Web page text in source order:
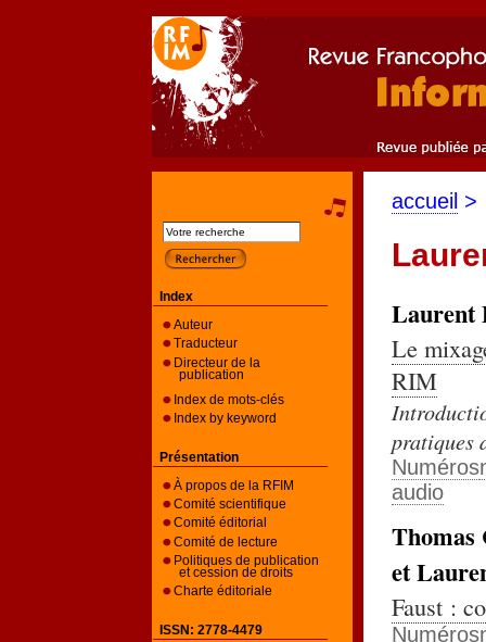
accueil >
Laurent
Le
RIM
pratiques
Numéros
audio
Thomas
et
Faust :
Numéros
Index
Auteur
Traducteur
Directeur de la
publication
Index de mots-clés
Index by keyword
Présentation
À propos de la RFIM
Comité scientifique
Comité éditorial
Comité de lecture
Politiques de publication
et cession de droits
Charte éditoriale
ISSN: 2778-4479